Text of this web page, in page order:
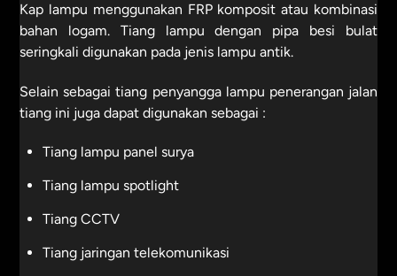
Kap lampu menggunakan FRP komposit atau kombinasi
bahan logam. Tiang lampu dengan pipa besi bulat
seringkali digunakan pada jenis lampu antik.
Selain sebagai tiang penyangga lampu penerangan jalan
tiang ini juga dapat digunakan sebagai :
Tiang lampu panel surya
Tiang lampu spotlight
Tiang CCTV
Tiang jaringan telekomunikasi